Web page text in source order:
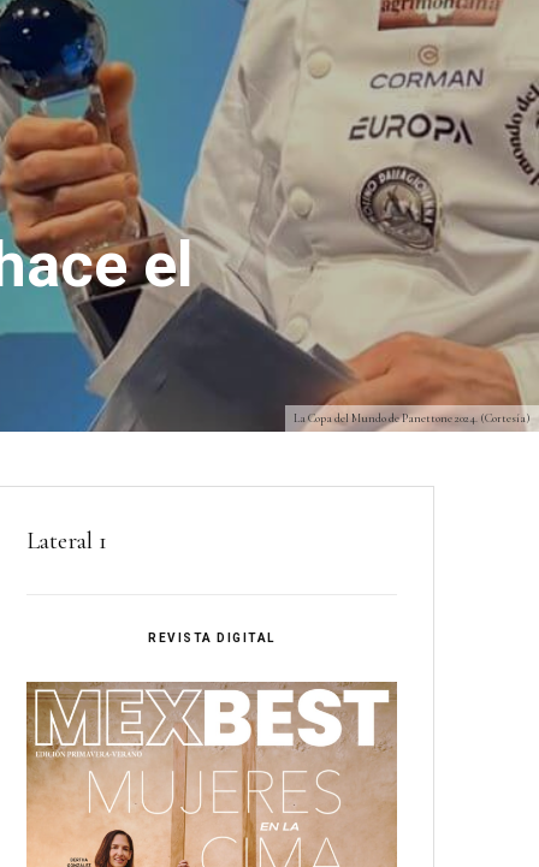
La Copa del Mundo de Panettone 2024. (Cortesía)
el
Lateral 1
REVISTA DIGITAL